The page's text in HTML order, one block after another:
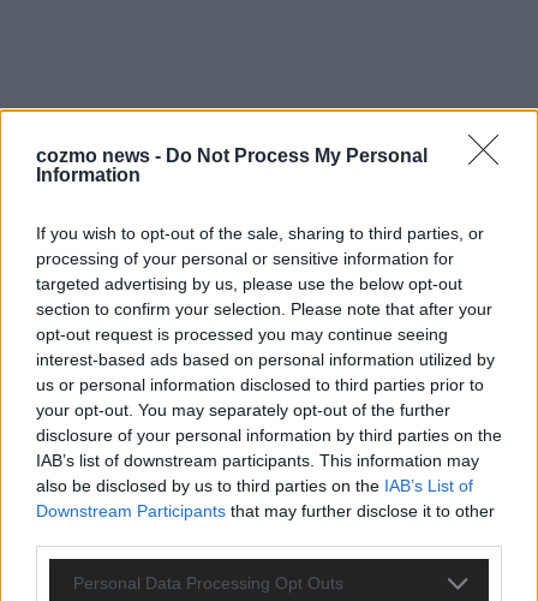
cozmo news - Do Not Process My Personal
Information
If you wish to opt-out of the sale, sharing to third parties, or
processing of your personal or sensitive information for
targeted advertising by us, please use the below opt-out
section to confirm your selection. Please note that after your
opt-out request is processed you may continue seeing
interest-based ads based on personal information utilized by
us or personal information disclosed to third parties prior to
your opt-out. You may separately opt-out of the further
disclosure of your personal information by third parties on the
IAB’s list of downstream participants. This information may
also be disclosed by us to third parties on the IAB’s List of
Downstream Participants that may further disclose it to other
Personal Data Processing Opt Outs
Über Redaktion | FLASH UP 22529 Artikel
Hier schreiben, posten und kuratieren unsere Redakteur alles,
was euch wirklich interessiert! Wir sind das Team hinter den
News, Storys und Videos, die ihr auf FLASH UP seht. Ob
oder crazy Trends – wir checken alles für euch, filtern das
Wichtigste raus und bringen’s auf den Punkt.